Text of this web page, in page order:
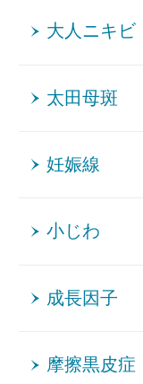
大人ニキビ
太田母斑
妊娠線
小じわ
成長因子
摩擦黒皮症